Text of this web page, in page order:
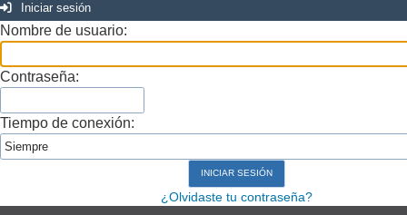
Iniciar sesión
Nombre de usuario:
Contraseña:
Tiempo de conexión:
¿Olvidaste tu contraseña?